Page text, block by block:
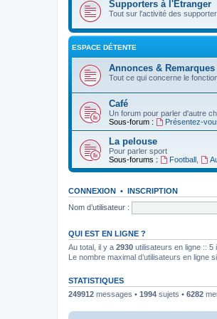
Supporters à l'Etranger
Tout sur l'activité des
ESPACE DÉTENTE
Annonces & Remarques
Tout ce qui concerne le
Café
Un forum pour parler d'autre
Sous-forum :
Présentez-
La pelouse
Pour parler sport
Sous-forums :
Football,
CONNEXION • INSCRIPTION
Nom d’utilisateur :
QUI EST EN LIGNE ?
Au total, il y a 2930 utilisateurs en ligne :: 5
Le nombre maximal d’utilisateurs en ligne
STATISTIQUES
249912 messages • 1994 sujets • 6282